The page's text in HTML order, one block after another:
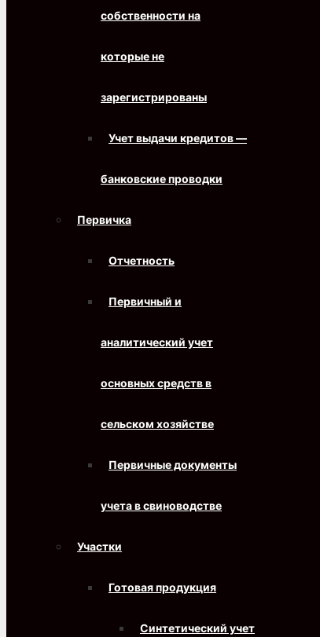
собственности на
которые не
зарегистрированы
Учет выдачи кредитов —
банковские проводки
Первичка
Отчетность
Первичный и
аналитический учет
основных средств в
сельском хозяйстве
Первичные документы
учета в свиноводстве
Участки
Готовая продукция
Синтетический учет